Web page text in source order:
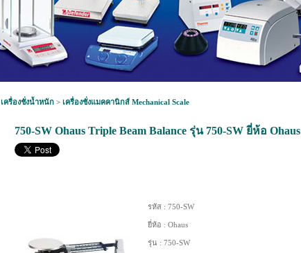
เครื่องชั่งน้ำหนัก > เครื่องชั่งแมคคานิกส์ Mechanical Scale
750-SW Ohaus Triple Beam Balance รุ่น 750-SW ยี่ห้อ Ohaus
รหัส : 750-SW
ยี่ห้อ : Ohaus
รุ่น : 750-SW